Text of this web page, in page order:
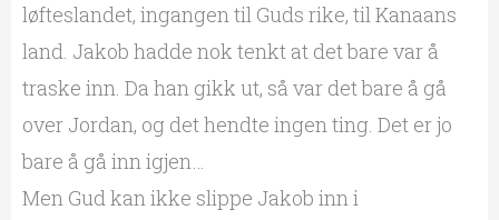
løfteslandet, ingangen til Guds rike, til Kanaans
land. Jakob hadde nok tenkt at det bare var å
traske inn. Da han gikk ut, så var det bare å gå
over Jordan, og det hendte ingen ting. Det er jo
bare å gå inn igjen…
Men Gud kan ikke slippe Jakob inn i